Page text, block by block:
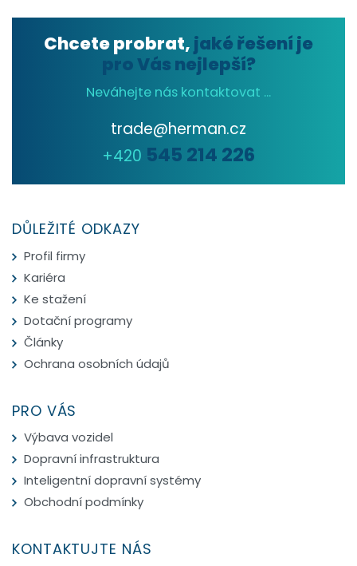
Chcete probrat,jaké řešení je
pro Vás nejlepší?
Neváhejte nás kontaktovat ...
trade@herman.cz
+420 545 214 226
DŮLEŽITÉ ODKAZY
Profil firmy
Kariéra
Ke stažení
Dotační programy
Články
Ochrana osobních údajů
PRO VÁS
Výbava vozidel
Dopravní infrastruktura
Inteligentní dopravní systémy
Obchodní podmínky
KONTAKTUJTE NÁS